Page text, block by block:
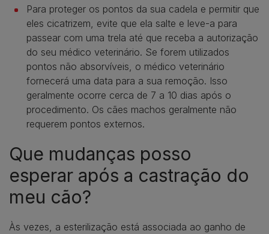
Para proteger os pontos da sua cadela e permitir que
eles cicatrizem, evite que ela salte e leve-a para
passear com uma trela até que receba a autorização
do seu médico veterinário. Se forem utilizados
pontos não absorvíveis, o médico veterinário
fornecerá uma data para a sua remoção. Isso
geralmente ocorre cerca de 7 a 10 dias após o
procedimento. Os cães machos geralmente não
requerem pontos externos.
Que mudanças posso
esperar após a castração do
meu cão?
Às vezes, a esterilização está associada ao ganho de